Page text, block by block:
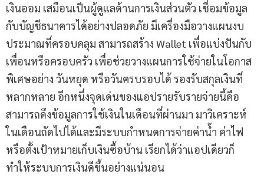
เงินออม เสมือนเป็นผู้ดูแลด้านการเงินส่วนตัว เชื่อมข้อมูล
กับบัญชีธนาคารได้อย่างปลอดภัย มีเครื่องมือวางแผนงบ
ประมาณที่ครอบคลุม สามารถสร้าง Wallet เพื่อแบ่งปันกับ
เพื่อนหรือครอบครัว เพื่อช่วยวางแผนการใช้จ่ายในโอกาส
พิเศษอย่าง วันหยุด หรือวันครบรอบได้ รองรับสกุลเงินที่
หลากหลาย อีกหนึ่งจุดเด่นของแอปรายรับรายจ่ายนี้คือ
สามารถดึงข้อมูลการใช้เงินในเดือนที่ผ่านมา มาวิเคราะห์
ในเดือนถัดไปได้และมีระบบกำหนดการจ่ายค่าน้ำ ค่าไฟ
หรือตั้งเป้าหมายเก็บเงินซื้อบ้าน เรียกได้ว่าแอปเดียวก็
ทำให้ระบบการเงินดีขึ้นอย่างแน่นอน